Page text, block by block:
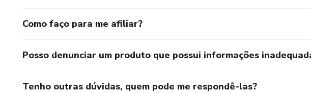
Como faço para me afiliar?
Posso denunciar um produto que possui informações
Tenho outras dúvidas, quem pode me respondê-las?